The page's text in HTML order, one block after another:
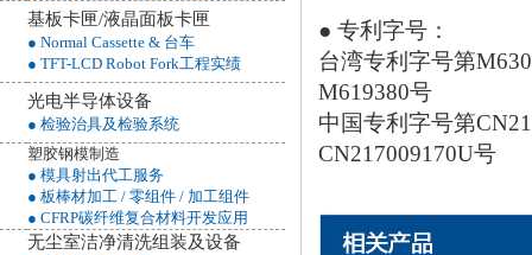
基板卡匣/液晶面板卡匣
● Normal Cassette & 台车
● TFT-LCD Robot Fork工程实绩
光电半导体设备
● 检验治具及检验系统
塑胶钢模制造
● 模具射出代工服务
● 板棒材加工 / 零组件 / 加工组件
● CFRP碳纤维复合材料开发应用
无尘室洁净清洗组装及设备
● 专利字号：
台湾专利字号第
M619380号
中国专利字号第
CN217009170U号